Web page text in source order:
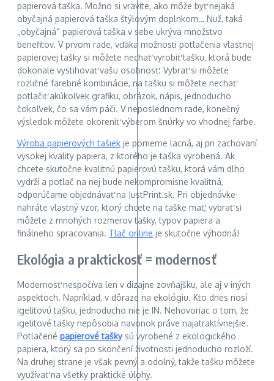
papierová taška. Možno si vravíte, ako môže byť nejaká
obyčajná papierová taška štýlovým doplnkom… Nuž, taká
„obyčajná“ papierová taška v sebe ukrýva množstvo
benefitov. V prvom rade, vďaka možnosti potlačenia vlastnej
papierovej tašky si môžete nechať vyrobiť tašku, ktorá bude
dokonale vystihovať vašu osobnosť. Vybrať si môžete
rozličné farebné kombinácie, na tašku si môžete nechať
potlačiť akúkoľvek grafiku, obrázok, nápis, jednoducho
čokoľvek, čo sa vám páči. V neposlednom rade, konečný
výsledok môžete okoreniť výberom šnúrky vo vhodnej farbe.
Výroba papierových tašiek je pomerne lacná, aj pri zachovaní
vysokej kvality papiera, z ktorého je taška vyrobená. Ak
chcete skutočne kvalitnú papierovú tašku, ktorá vám dlho
vydrží a potlač na nej bude nekompromisne kvalitná,
odporúčame objednávať na JustPrint.sk. Pri objednávke
nahráte vlastný vzor, ktorý chcete na taške mať, vybrať si
môžete z mnohých rozmerov tašky, typov papiera a
finálneho spracovania. Tlač online je skutočne výhodná!
Ekológia a praktickosť = modernosť
Modernosť nespočíva len v dizajne zovňajšku, ale aj v iných
aspektoch. Napríklad, v dôraze na ekológiu. Kto dnes nosí
igelitovú tašku, jednoducho nie je IN. Nehovoriac o tom, že
igelitové tašky nepôsobia navonok práve najatraktívnejšie.
Potlačené papierové taškysú vyrobené z ekologického
papiera, ktorý sa po skončení životnosti jednoducho rozloží.
Na druhej strane je však pevný a odolný, takže tašku môžete
využívať na všetky praktické úlohy.